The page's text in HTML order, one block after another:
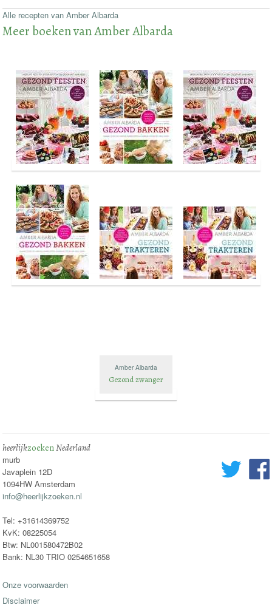
Alle recepten van Amber Albarda
Meer boeken van Amber Albarda
Amber Albarda
Gezond zwanger
heerlijkzoekenNederland
murb
Javaplein 12D
1094HW Amsterdam
info@heerlijkzoeken.nl
Tel: +31614369752
KvK: 08225054
Btw: NL001580472B02
Bank: NL30 TRIO 0254651658
Onze voorwaarden
Disclaimer